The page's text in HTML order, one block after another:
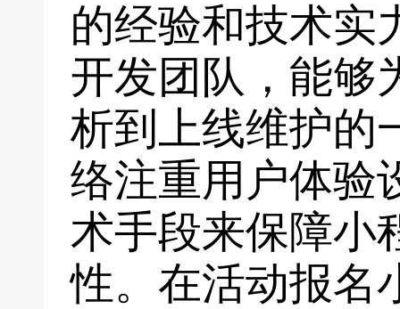
的经验和技术实
开发团队，能够
析到上线维护的
络注重用户体验
术手段来保障小
性。在活动报名